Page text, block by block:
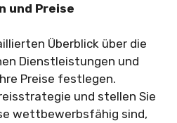
und Preise
Überblick über die
Dienstleistungen und
Preise festlegen.
und stellen Sie
wettbewerbsfähig sind,